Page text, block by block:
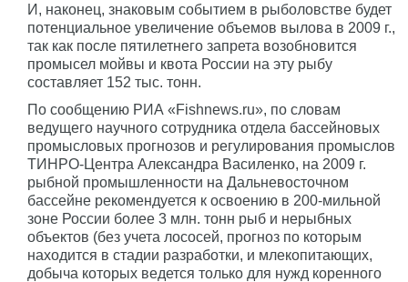
И, наконец, знаковым событием в рыболовстве будет
потенциальное увеличение объемов вылова в 2009 г.,
так как после пятилетнего запрета возобновится
промысел мойвы и квота России на эту рыбу
составляет 152 тыс. тонн.
По сообщению РИА «Fishnews.ru», по словам
ведущего научного сотрудника отдела бассейновых
промысловых прогнозов и регулирования промыслов
ТИНРО-Центра Александра Василенко, на 2009 г.
рыбной промышленности на Дальневосточном
бассейне рекомендуется к освоению в 200-мильной
зоне России более 3 млн. тонн рыб и нерыбных
объектов (без учета лососей, прогноз по которым
находится в стадии разработки, и млекопитающих,
добыча которых ведется только для нужд коренного